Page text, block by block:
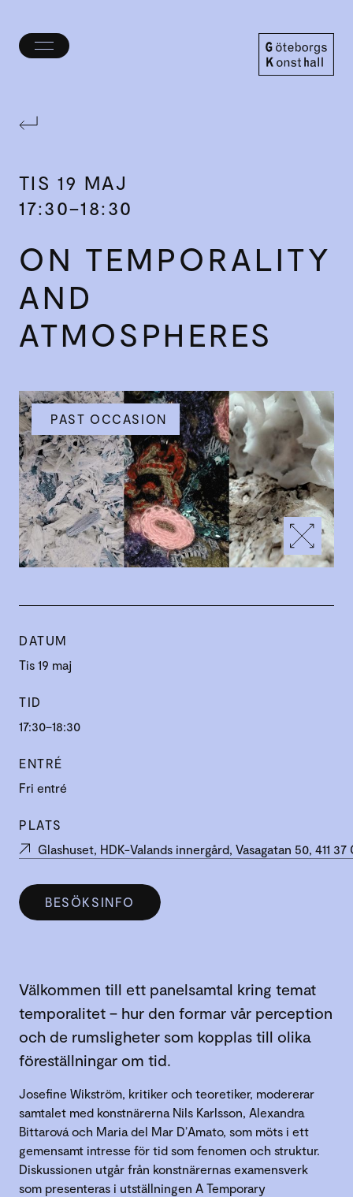
Öppna/stäng
TIS 19 MAJ
17:30–18:30
ON TEMPORALITY
AND
ATMOSPHERES
DATUM
Tis 19 maj
TID
17:30–18:30
ENTRÉ
Fri entré
PLATS
Glashuset, HDK-Valands innergård, Vasagatan 50, 411
BESÖKSINFO
PAST OCCASION
Välkommen till ett panelsamtal kring temat
temporalitet – hur den formar vår perception
och de rumsligheter som kopplas till olika
föreställningar om tid.
Josefine Wikström, kritiker och teoretiker, modererar
samtalet med konstnärerna Nils Karlsson, Alexandra
Bittarová och Maria del Mar D’Amato, som möts i ett
gemensamt intresse för tid som fenomen och struktur.
Diskussionen utgår från konstnärernas examensverk
som presenteras i utställningen A Temporary